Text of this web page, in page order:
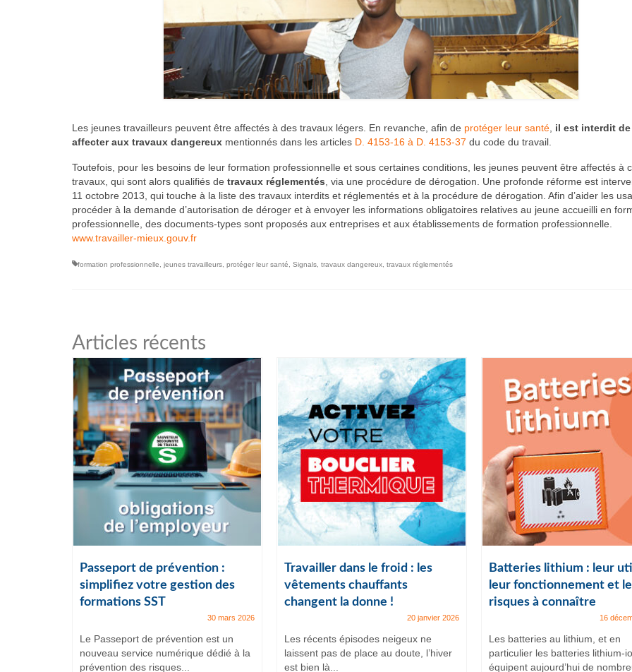
Les jeunes travailleurs peuvent être affectés à des travaux légers. En revanche, afin de protéger leur santé il est interdit de
affecter aux travaux dangereux mentionnés dans les articles D. 4153-16 à D. 4153-37 du code du travail.
Toutefois, pour les besoins de leur formation professionnelle et sous certaines conditions, les jeunes peuvent être affectés à
travaux, qui sont alors qualifiés de travaux réglementés , via une procédure de dérogation. Une profonde réforme est
11 octobre 2013, qui touche à la liste des travaux interdits et réglementés et à la procédure de dérogation. Afin d’aider les
procéder à la demande d’autorisation de déroger et à envoyer les informations obligatoires relatives au jeune accueilli en
professionnelle, des documents-types sont proposés aux entreprises et aux établissements de formation professionnelle.
www.travailler-mieux.gouv.fr
formation professionnelle jeunes travailleurs protéger leur santé Signals travaux dangereux travaux réglementés
Articles récents
Passeport de prévention :
simplifiez votre gestion des
formations SST
30 mars 2026
Le Passeport de prévention est un
nouveau service numérique dédié à la
prévention des risques...
Travailler dans le froid : les
vêtements chauffants
changent la donne !
20 janvier 2026
Les récents épisodes neigeux ne
laissent pas de place au doute, l’hiver
est bien là...
Batteries lithium : leur
leur fonctionnement et
risques à connaître
16
Les batteries au lithium, et en
particulier les batteries lithium-
équipent aujourd’hui de